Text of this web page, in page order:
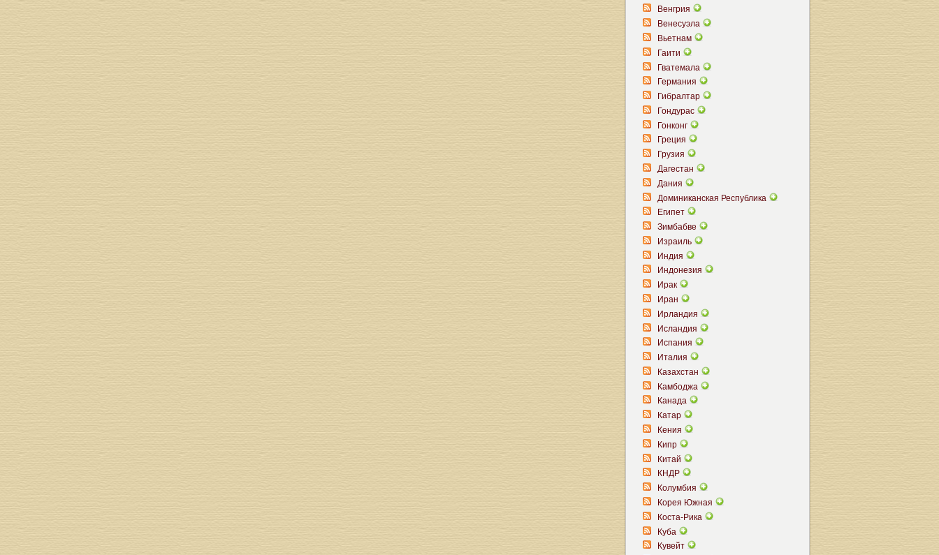
Венгрия
Венесуэла
Вьетнам
Гаити
Гватемала
Германия
Гибралтар
Гондурас
Гонконг
Греция
Грузия
Дагестан
Дания
Доминиканская Республика
Египет
Зимбабве
Израиль
Индия
Индонезия
Ирак
Иран
Ирландия
Исландия
Испания
Италия
Казахстан
Камбоджа
Канада
Катар
Кения
Кипр
Китай
КНДР
Колумбия
Корея Южная
Коста-Рика
Куба
Кувейт